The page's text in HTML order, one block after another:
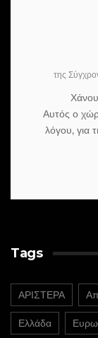
της
Αυτός ο
λόγου, για
Tags
ΑΡΙΣΤΕΡΑ
Ελλάδα